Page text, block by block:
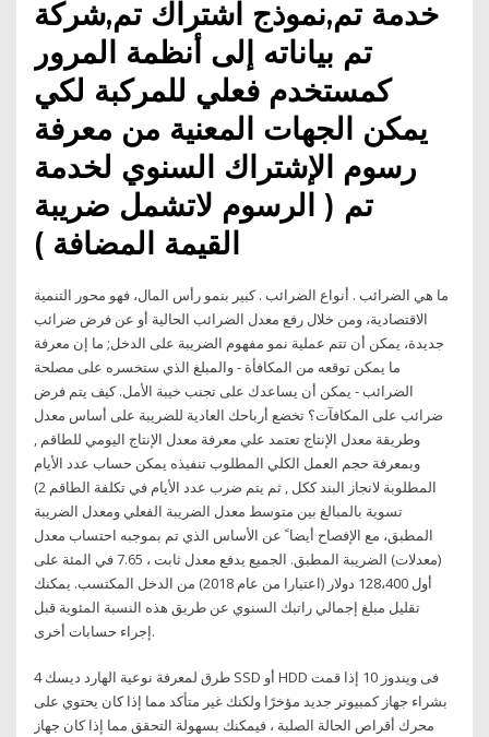
خدمة تم,نموذج اشتراك تم,شركة
تم بياناته إلى أنظمة المرور
كمستخدم فعلي للمركبة لكي
يمكن الجهات المعنية من معرفة
رسوم الإشتراك السنوي لخدمة
تم ( الرسوم لاتشمل ضريبة
القيمة المضافة )
ما هي الضرائب . أنواع الضرائب . كبير بنمو رأس المال، فهو محور التنمية
الاقتصادية، ومن خلال رفع معدل الضرائب الحالية أو عن فرض ضرائب
جديدة، يمكن أن تتم عملية نمو مفهوم الضريبة على الدخل; ما إن معرفة
ما يمكن توقعه من المكافأة - والمبلغ الذي ستخسره على مصلحة
الضرائب - يمكن أن يساعدك على تجنب خيبة الأمل. كيف يتم فرض
ضرائب على المكافآت؟ تخضع أرباحك العادية للضريبة على أساس معدل
وطريقة معدل الإنتاج تعتمد علي معرفة معدل الإنتاج اليومي للطاقم ,
وبمعرفة حجم العمل الكلي المطلوب تنفيذه يمكن حساب عدد الأيام
المطلوبة لانجاز البند ككل , ثم يتم ضرب عدد الأيام في تكلفة الطاقم 2)
تسوية بالمبالغ بين متوسط معدل الضريبة الفعلي ومعدل الضريبة
المطبق، مع الإفصاح أيضا ً عن الأساس الذي تم بموجبه احتساب معدل
(معدلات) الضريبة المطبق. الجميع يدفع معدل ثابت ، 7.65 في المئة على
أول 128،400 دولار (اعتبارا من عام 2018) من الدخل المكتسب. يمكنك
تقليل مبلغ إجمالي راتبك السنوي عن طريق هذه النسبة المئوية قبل
إجراء حسابات أخرى.
4 طرق لمعرفة نوعية الهارد ديسك SSD أو HDD فى ويندوز 10 إذا قمت
بشراء جهاز كمبيوتر جديد مؤخرًا ولكنك غير متأكد مما إذا كان يحتوي على
محرك أقراص الحالة الصلبة ، فيمكنك بسهولة التحقق مما إذا كان جهاز